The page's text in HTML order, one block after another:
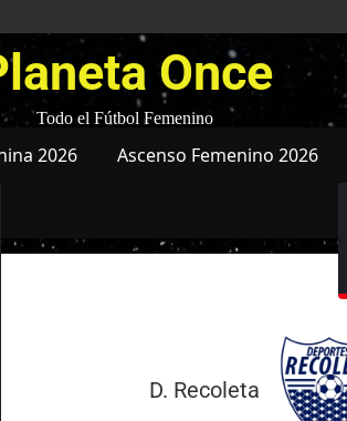
Once
Todo el Fútbol Femenino
2026 Ascenso Femenino 2026
D. Recoleta